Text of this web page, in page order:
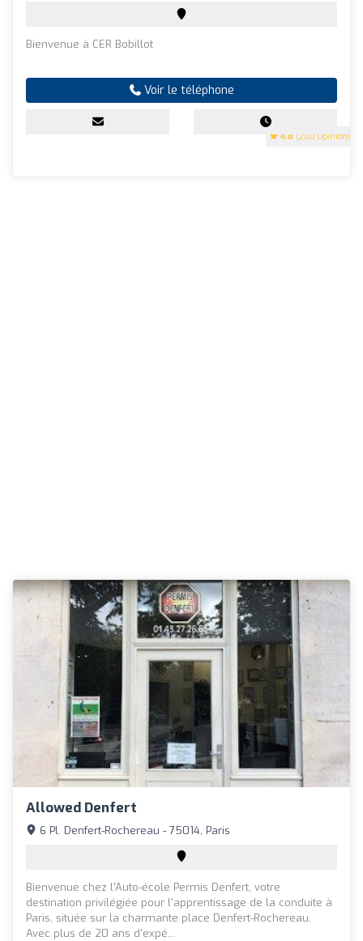
4.8 (200 Opinions)
Bienvenue à CER Bobillot
Voir le téléphone
Allowed Denfert
6 Pl. Denfert-Rochereau - 75014, Paris
Bienvenue chez l'Auto-école Permis Denfert, votre
destination privilégiée pour l'apprentissage de la conduite à
Paris, située sur la charmante place Denfert-Rochereau.
Avec plus de 20 ans d'expé...